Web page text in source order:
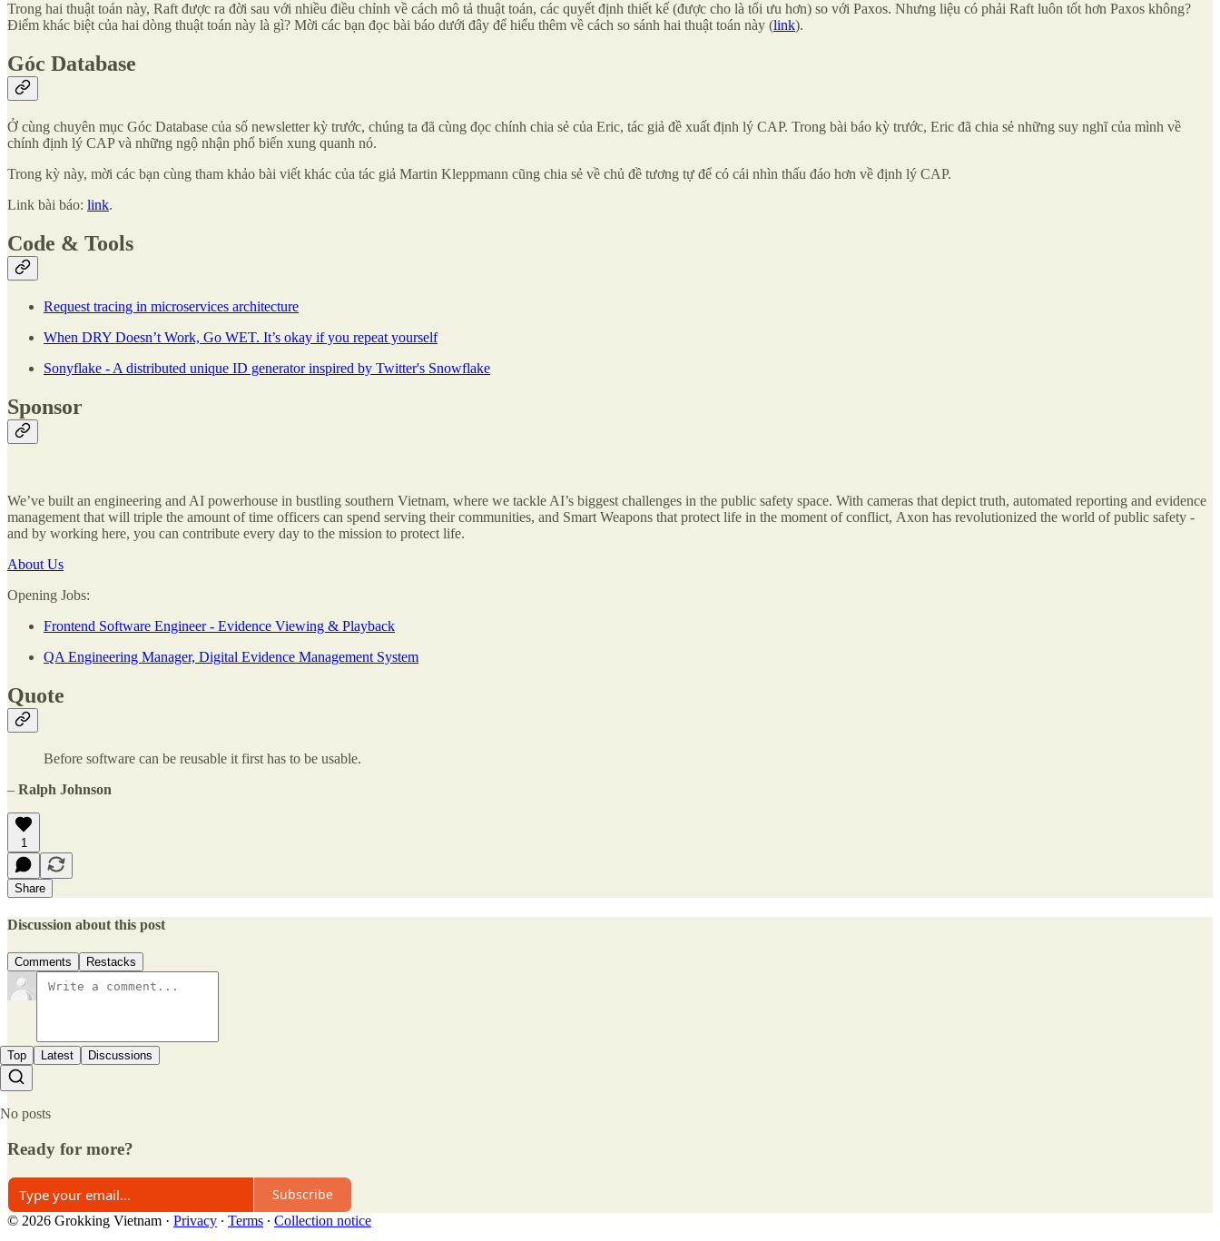
Trong hai thuật toán này, Raft được ra đời sau với nhiều điều chỉnh về cách mô tả thuật toán, các quyết định thiết kế (được cho là tối ưu hơn) so với Paxos. Nhưng liệu có phải Raft luôn tốt hơn Paxos không?
Điểm khác biệt của hai dòng thuật toán này là gì? Mời các bạn đọc bài báo dưới đây để hiểu thêm về cách so sánh hai thuật toán này (link).
Góc Database
Ở cùng chuyên mục Góc Database của số newsletter kỳ trước, chúng ta đã cùng đọc chính chia sẻ của Eric, tác giả đề xuất định lý CAP. Trong bài báo kỳ trước, Eric đã chia sẻ những suy nghĩ của mình về
chính định lý CAP và những ngộ nhận phổ biến xung quanh nó.
Trong kỳ này, mời các bạn cùng tham khảo bài viết khác của tác giả Martin Kleppmann cũng chia sẻ về chủ đề tương tự để có cái nhìn thấu đáo hơn về định lý CAP.
Link bài báo: link.
Code & Tools
Request tracing in microservices architecture
When DRY Doesn’t Work, Go WET. It’s okay if you repeat yourself
Sonyflake - A distributed unique ID generator inspired by Twitter's Snowflake
Sponsor
We’ve built an engineering and AI powerhouse in bustling southern Vietnam, where we tackle AI’s biggest challenges in the public safety space. With cameras that depict truth, automated reporting and evidence
management that will triple the amount of time officers can spend serving their communities, and Smart Weapons that protect life in the moment of conflict, Axon has revolutionized the world of public safety -
and by working here, you can contribute every day to the mission to protect life.
About Us
Opening Jobs:
Frontend Software Engineer - Evidence Viewing & Playback
QA Engineering Manager, Digital Evidence Management System
Quote
Before software can be reusable it first has to be usable.
– Ralph Johnson
1
Share
Discussion about this post
Comments Restacks
Top Latest Discussions
No posts
Ready for more?
Subscribe
© 2026 Grokking Vietnam · Privacy ∙ Terms ∙ Collection notice